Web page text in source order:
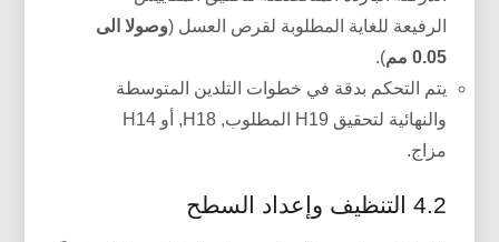
الرفيعة للغاية المطلوبة لقرص العسل (وصولا الى
0.05 مم
).
يتم التحكم بدقة في خطوات التلدين المتوسطة
والنهائية لتحقيق H19 المطلوب, H18, أو H14
مزاج.
4.2 التنظيف وإعداد السطح